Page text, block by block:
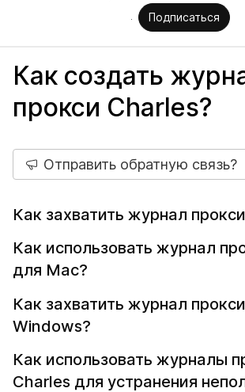
Подписаться
Как создать
прокси Charles?
Отправить обратную связь?
Как захватить журнал
Как использовать журнал
для Mac?
Как захватить журнал
Windows?
Как использовать журналы
Charles для устранения